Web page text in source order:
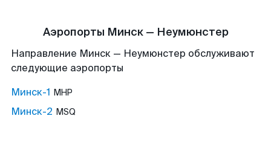
Аэропорты Минск — Неумюнстер
Направление Минск — Неумюнстер обслуживают
следующие аэропорты
Минск-1 MHP
Минск-2 MSQ